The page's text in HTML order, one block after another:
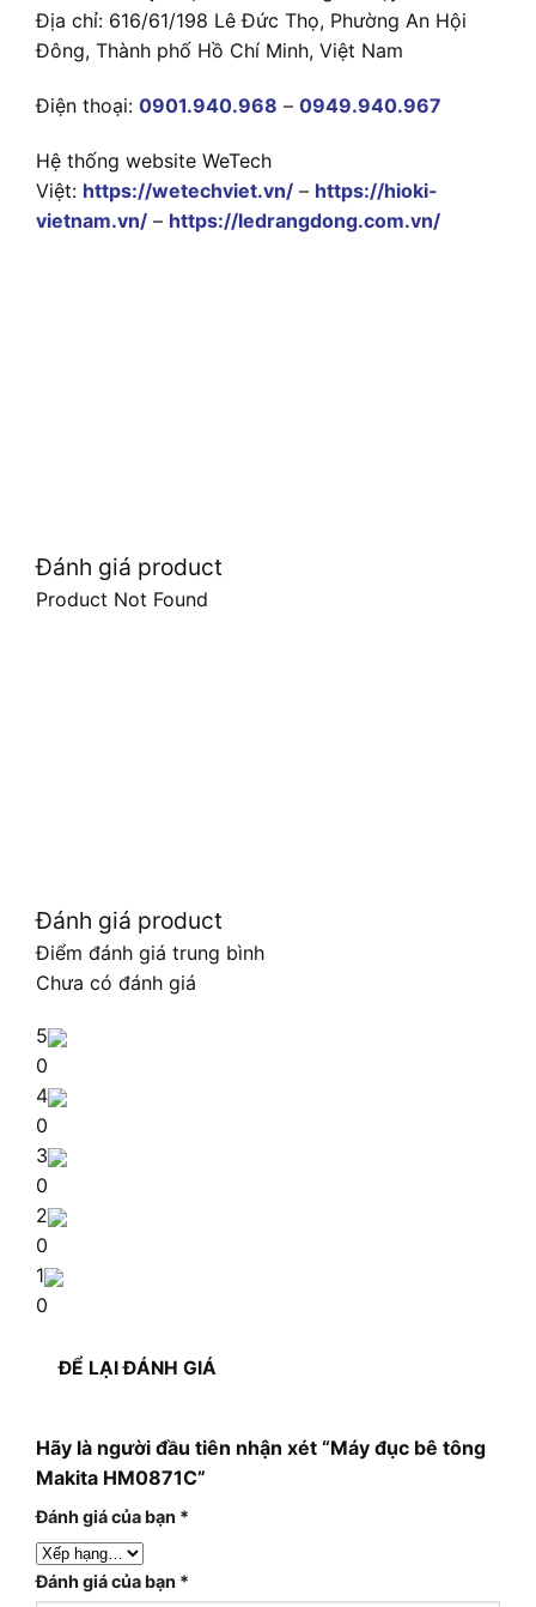
Địa chỉ: 616/61/198 Lê Đức Thọ, Phường An Hội
Đông, Thành phố Hồ Chí Minh, Việt Nam
Điện thoại: 0901.940.968 – 0949.940.967
Hệ thống website WeTech
Việt: https://wetechviet.vn/ – https://hioki-
vietnam.vn/ – https://ledrangdong.com.vn/
Đánh giá product
Product Not Found
Đánh giá product
Điểm đánh giá trung bình
Chưa có đánh giá
5
0
4
0
3
0
2
0
1
0
ĐỂ LẠI ĐÁNH GIÁ
Hãy là người đầu tiên nhận xét “Máy đục bê tông
Makita HM0871C”
Đánh giá của bạn *
Đánh giá của bạn *